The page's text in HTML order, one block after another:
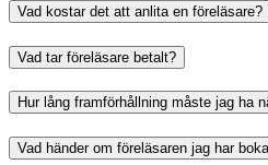
Vad kostar det att anlita en föreläsare?
Vad tar föreläsare betalt?
Hur lång framförhållning måste jag ha
Vad händer om föreläsaren jag har